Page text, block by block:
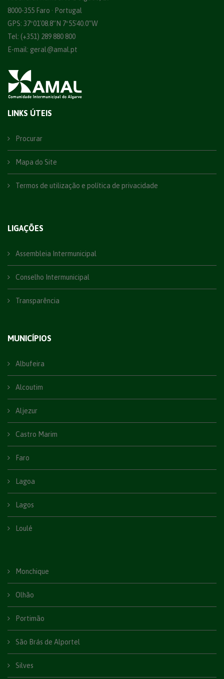
8000-355 Faro · Portugal
GPS: 37º01´08.8”N 7º55´40.0”W
Tel: (+351) 289 880 800
E-mail: geral@amal.pt
LINKS ÚTEIS
Procurar
Mapa do Site
Termos de utilização e política de privacidade
LIGAÇÕES
Assembleia Intermunicipal
Conselho Intermunicipal
Transparência
MUNICÍPIOS
Albufeira
Alcoutim
Aljezur
Castro Marim
Faro
Lagoa
Lagos
Loulé
Monchique
Olhão
Portimão
São Brás de Alportel
Silves